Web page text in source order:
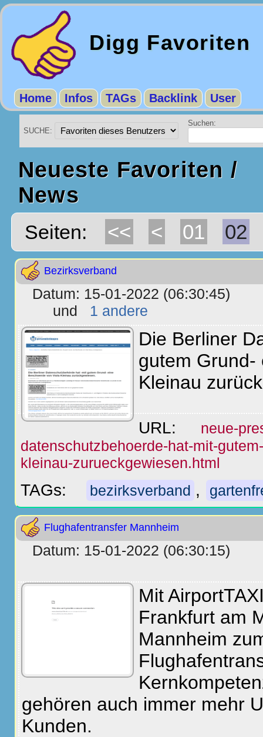
Digg Favoriten
Home Infos TAGs Backlink User
SUCHE:
Suchen:
Neueste Favoriten /
News
Seiten: << < 01 02
Bezirksverband
Datum: 15-01-2022 (06:30:45)
und 1 andere
Die Berliner
gutem Grund-
Kleinau
URL:
neue-
datenschutzbehoerde-hat-mit-
kleinau-zurueckgewiesen.html
TAGs: bezirksverband ,
Flughafentransfer Mannheim
Datum: 15-01-2022 (06:30:15)
Mit
Frankfurt am
Mannheim
gehören auch immer mehr
Kunden.